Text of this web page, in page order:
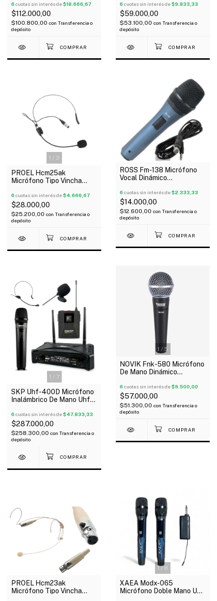
6 cuotas sin interés de$18.666,67
$112.000,00
$100.800,00 con Transferencia o
depósito
GHz
6 cuotas sin interés de$9.833,33
$59.000,00
$53.100,00 con Transferencia o
depósito
1 / 3
PROEL Hcm25ak
Micrófono Tipo Vincha
Negro
6 cuotas sin interés de$4.666,67
$28.000,00
$25.200,00 con Transferencia o
depósito
1/2
ROSS Fm-138 Micrófono
Vocal Dinámico
6 cuotas sin interés de$2.333,33
$14.000,00
$12.600,00 con Transferencia o
depósito
1 / 7
SKP Uhf-400D Micrófono
Inalámbrico De Mano Uhf
Corbatero
6 cuotas sin interés de$47.833,33
$287.000,00
$258.300,00 con Transferencia o
depósito
1 / 5
NOVIK Fnk-580 Micrófono
De Mano Dinámico
Cable
6 cuotas sin interés de$9.500,00
$57.000,00
$51.300,00 con Transferencia o
depósito
PROEL Hcm23ak
Micrófono Tipo Vincha
1/8
XAEA Modx-065
Micrófono Doble Mano Uhf